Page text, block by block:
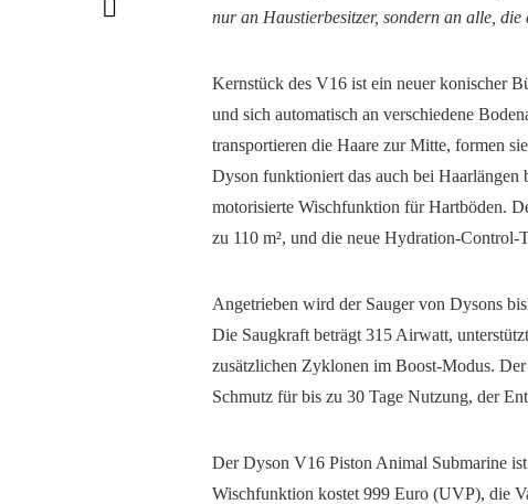
nur an Haustierbesitzer, sondern an alle,
Kernstück des V16 ist ein neuer konischer
und sich automatisch an verschiedene
transportieren die Haare zur Mitte, formen
Dyson funktioniert das auch bei Haarlängen
motorisierte Wischfunktion für Hartböden.
zu 110 m², und die neue Hydration-Control-
Angetrieben wird der Sauger von Dysons
Die Saugkraft beträgt 315 Airwatt,
zusätzlichen Zyklonen im Boost-Modus.
Schmutz für bis zu 30 Tage Nutzung, der
Der Dyson V16 Piston Animal Submarine
Wischfunktion kostet 999 Euro (UVP), die